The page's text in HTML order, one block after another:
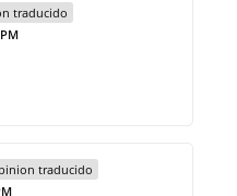
traducido
traducido